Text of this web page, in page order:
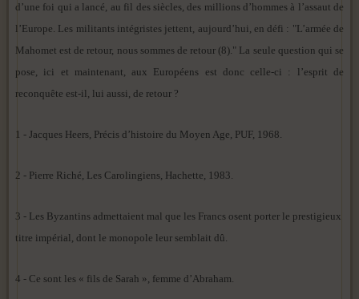
d’une foi qui a lancé, au fil des siècles, des millions d’hommes à l’assaut de
l’Europe. Les militants intégristes jettent, aujourd’hui, en défi : "L’armée de
Mahomet est de retour, nous sommes de retour (8)." La seule question qui se
pose, ici et maintenant, aux Européens est donc celle-ci : l’esprit de
reconquête est-il, lui aussi, de retour ?
1 - Jacques Heers, Précis d’histoire du Moyen Age, PUF, 1968.
2 - Pierre Riché, Les Carolingiens, Hachette, 1983.
3 - Les Byzantins admettaient mal que les Francs osent porter le prestigieux
titre impérial, dont le monopole leur semblait dû.
4 - Ce sont les « fils de Sarah », femme d’Abraham.